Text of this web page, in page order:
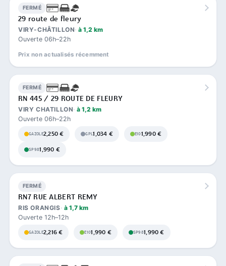
FERMÉ
29 route de fleury
VIRY-CHÂTILLON à 1,2 km
Ouverte 06h–22h
Prix non actualisés récemment
FERMÉ
RN 445 / 29 ROUTE DE FLEURY
VIRY CHATILLON à 1,2 km
Ouverte 06h–22h
GAZOLE2,250 € GPL1,034 € E101,990 €
SP981,990 €
FERMÉ
RN7 RUE ALBERT REMY
RIS ORANGIS à 1,7 km
Ouverte 12h–12h
GAZOLE2,216 € E101,990 € SP981,990 €